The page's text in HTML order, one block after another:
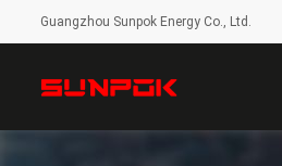
Guangzhou Sunpok Energy Co., Ltd.